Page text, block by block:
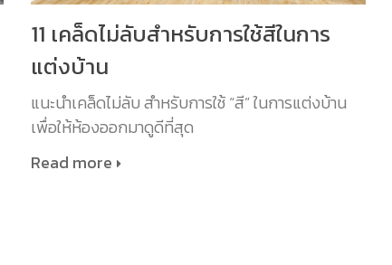
11 เคล็ดไม่ลับสำหรับการใช้สีในการ
แต่งบ้าน
แนะนำเคล็ดไม่ลับ สำหรับการใช้ “สี” ในการแต่งบ้าน
เพื่อให้ห้องออกมาดูดีที่สุด
Read more